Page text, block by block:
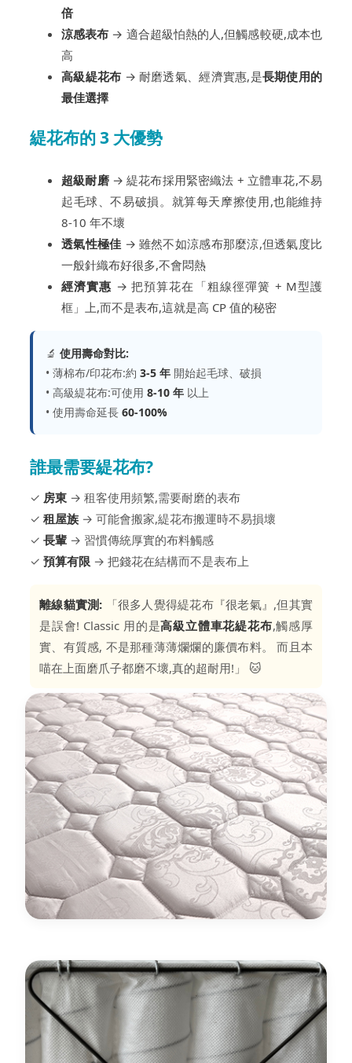
倍
涼感表布 → 適合超級怕熱的人,但觸感較硬,成本也
高
高級緹花布 → 耐磨透氣、經濟實惠,是長期使用的
最佳選擇
緹花布的 3 大優勢
超級耐磨→ 緹花布採用緊密織法 + 立體車花,不易
起毛球、不易破損。就算每天摩擦使用,也能維持
8-10 年不壞
透氣性極佳 → 雖然不如涼感布那麼涼,但透氣度比
一般針織布好很多,不會悶熱
經濟實惠 → 把預算花在「粗線徑彈簧 + M型護
框」上,而不是表布,這就是高 CP 值的秘密
🔬 使用壽命對比:
• 薄棉布/印花布:約 3-5 年 開始起毛球、破損
• 高級緹花布:可使用 8-10 年 以上
• 使用壽命延長 60-100%
誰最需要緹花布?
✓ 房東 → 租客使用頻繁,需要耐磨的表布
✓ 租屋族 → 可能會搬家,緹花布搬運時不易損壞
✓ 長輩 → 習慣傳統厚實的布料觸感
✓ 預算有限 → 把錢花在結構而不是表布上
離線貓實測: 「很多人覺得緹花布『很老氣』,但其實
是誤會! Classic 用的是高級立體車花緹花布,觸感厚
實、有質感, 不是那種薄薄爛爛的廉價布料。 而且本
喵在上面磨爪子都磨不壞,真的超耐用!」 🐱